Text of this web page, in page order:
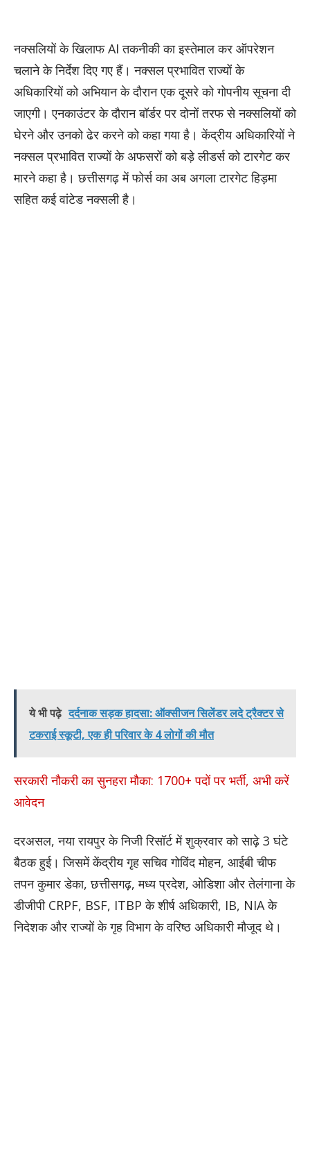
नक्सलियों के खिलाफ AI तकनीकी का इस्तेमाल कर ऑपरेशन
चलाने के निर्देश दिए गए हैं। नक्सल प्रभावित राज्यों के
अधिकारियों को अभियान के दौरान एक दूसरे को गोपनीय सूचना दी
जाएगी। एनकाउंटर के दौरान बॉर्डर पर दोनों तरफ से नक्सलियों को
घेरने और उनको ढेर करने को कहा गया है। केंद्रीय अधिकारियों ने
नक्सल प्रभावित राज्यों के अफसरों को बड़े लीडर्स को टारगेट कर
मारने कहा है। छत्तीसगढ़ में फोर्स का अब अगला टारगेट हिड़मा
सहित कई वांटेड नक्सली है।
ये भी पढ़े दर्दनाक सड़क हादसा: ऑक्सीजन सिलेंडर लदे ट्रैक्टर से
टकराई स्कूटी, एक ही परिवार के 4 लोगों की मौत
सरकारी नौकरी का सुनहरा मौका: 1700+ पदों पर भर्ती, अभी करें
आवेदन
दरअसल, नया रायपुर के निजी रिसॉर्ट में शुक्रवार को साढ़े 3 घंटे
बैठक हुई। जिसमें केंद्रीय गृह सचिव गोविंद मोहन, आईबी चीफ
तपन कुमार डेका, छत्तीसगढ़, मध्य प्रदेश, ओडिशा और तेलंगाना के
डीजीपी CRPF, BSF, ITBP के शीर्ष अधिकारी, IB, NIA के
निदेशक और राज्यों के गृह विभाग के वरिष्ठ अधिकारी मौजूद थे।